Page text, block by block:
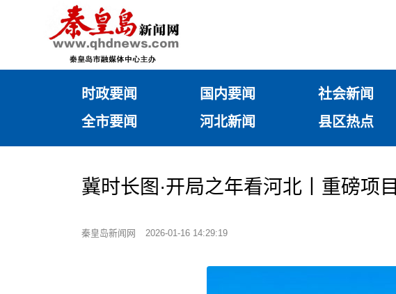
时政要闻 国内要闻 社会新闻
全市要闻
河北新闻 县区热点
冀时长图·开局之年看河北丨重磅项
秦皇岛新闻网 2026-01-16 14:29:19